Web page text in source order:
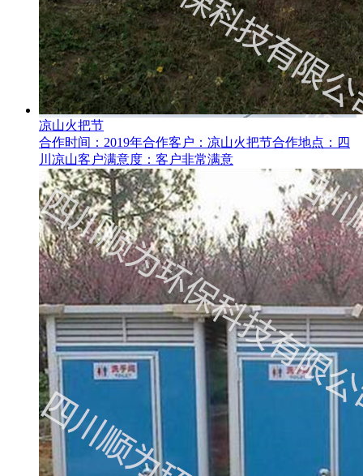
凉山火把节
合作时间：2019年合作客户：凉山火把节合作地点：四
川凉山客户满意度：客户非常满意